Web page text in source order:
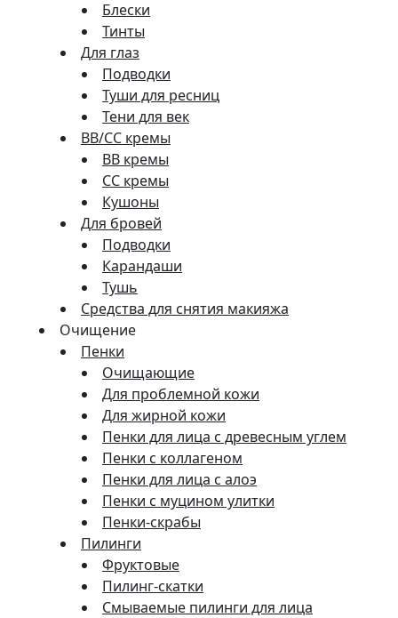
Блески
Тинты
Для глаз
Подводки
Туши для ресниц
Тени для век
BB/CC кремы
BB кремы
СС кремы
Кушоны
Для бровей
Подводки
Карандаши
Тушь
Средства для снятия макияжа
Очищение
Пенки
Очищающие
Для проблемной кожи
Для жирной кожи
Пенки для лица с древесным углем
Пенки с коллагеном
Пенки для лица с алоэ
Пенки с муцином улитки
Пенки-скрабы
Пилинги
Фруктовые
Пилинг-скатки
Смываемые пилинги для лица